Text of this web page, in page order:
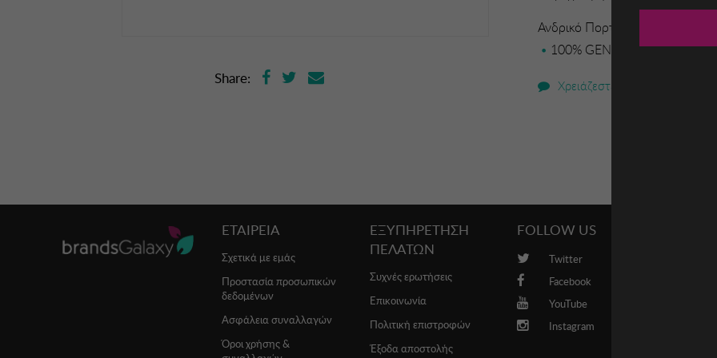
Share:
Ανδρικό Πορτοφόλι Garbalia
100% GENUINE LEATHER
Χρειάζεστε βοήθεια;
ΕΤΑΙΡΕΙΑ
Σχετικά με εμάς
Προστασία προσωπικών
δεδομένων
Ασφάλεια συναλλαγών
Όροι χρήσης &
ΕΞΥΠΗΡΕΤΗΣΗ
ΠΕΛΑΤΩΝ
Συχνές ερωτήσεις
Επικοινωνία
Πολιτική επιστροφών
Έξοδα αποστολής
FOLLOW US
Twitter
Facebook
YouTube
Instagram